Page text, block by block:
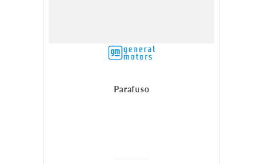
Parafuso